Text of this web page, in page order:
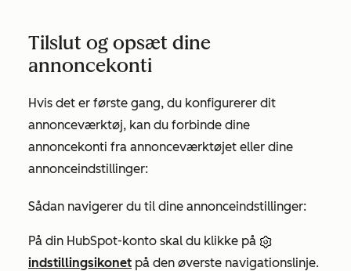
Tilslut og opsæt dine
annoncekonti
Hvis det er første gang, du konfigurerer dit
annonceværktøj, kan du forbinde dine
annoncekonti fra annonceværktøjet eller dine
annonceindstillinger:
Sådan navigerer du til dine annonceindstillinger:
På din HubSpot-konto skal du klikke på
indstillingsikonet på den øverste navigationslinje.